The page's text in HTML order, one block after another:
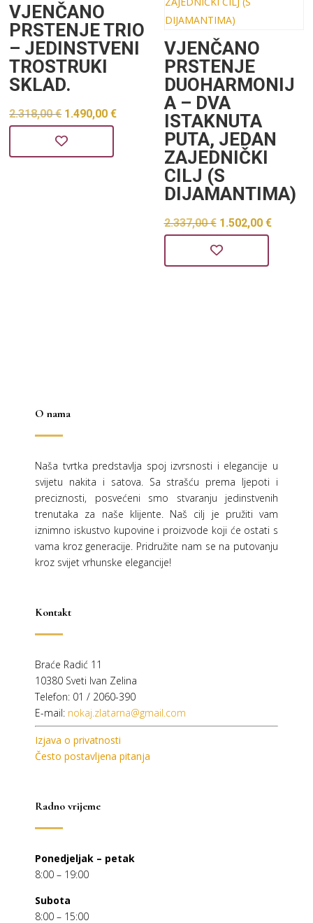
VJENČANO
PRSTENJE TRIO
– JEDINSTVENI
TROSTRUKI
SKLAD.
2.318,00€ Izvorna
cijena
bila
1.490,00€
Trenutna
1.490,00 €.
VJENČANO
PRSTENJE
DUOHARMONIJ
A – DVA
ISTAKNUTA
PUTA, JEDAN
ZAJEDNIČKI
CILJ (S
DIJAMANTIMA)
2.337,00€ Izvorna
cijena
bila
1.502,00 €
O nama
Naša tvrtka predstavlja spoj izvrsnosti i elegancije u
svijetu nakita i satova. Sa strašću prema ljepoti i
preciznosti, posvećeni smo stvaranju jedinstvenih
trenutaka za naše klijente. Naš cilj je pružiti vam
iznimno iskustvo kupovine i proizvode koji će ostati s
vama kroz generacije. Pridružite nam se na putovanju
kroz svijet vrhunske elegancije!
Kontakt
Braće Radić 11
10380 Sveti Ivan Zelina
Telefon: 01 / 2060-390
E-mail: nokaj.zlatarna@gmail.com
Izjava o privatnosti
Često postavljena pitanja
Radno vrijeme
Ponedjeljak – petak
8:00 – 19:00
Subota
8:00 – 15:00